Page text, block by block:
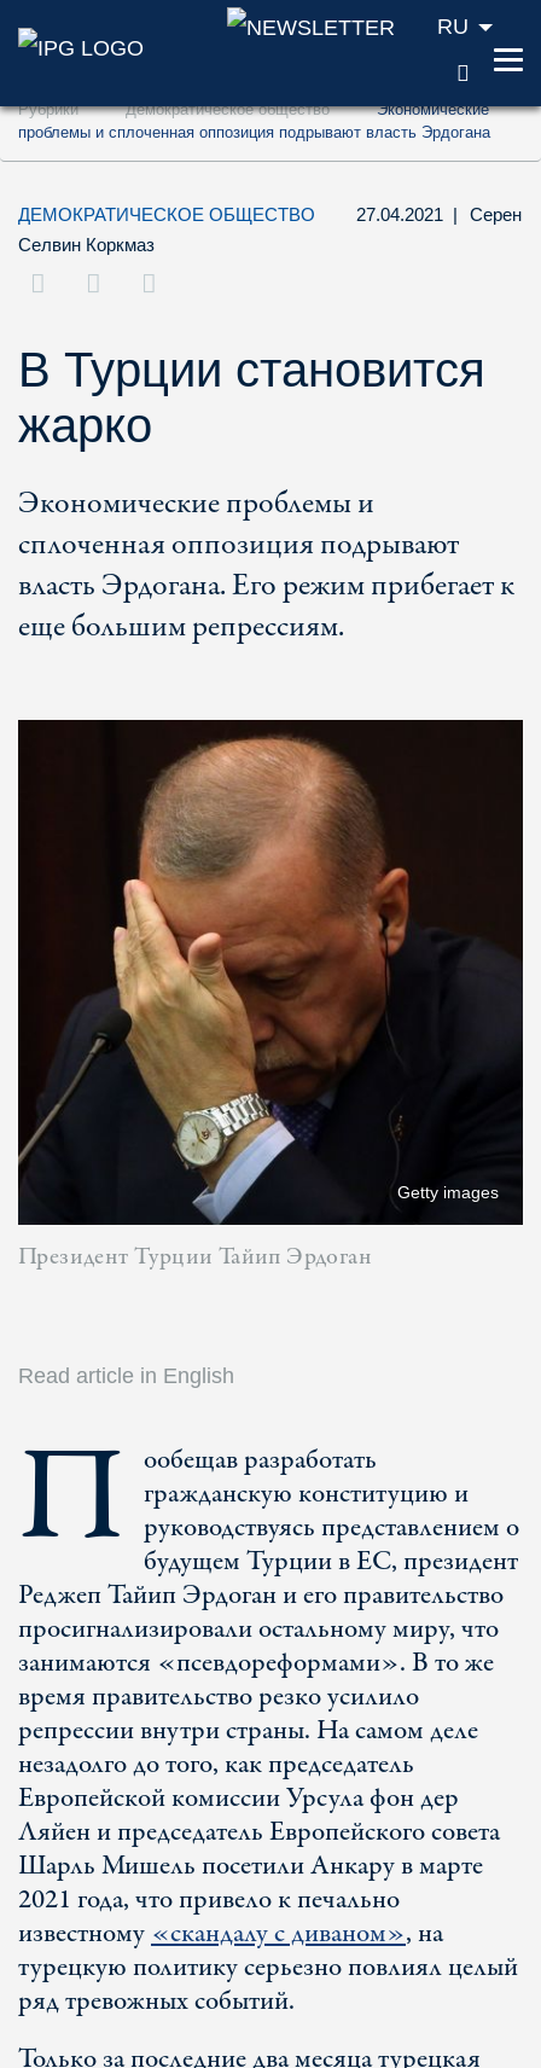
Перейти к содержанию (ключ доступа
Перейти к поиску (ключ доступа '2')
RU
Рубрики Демократическое общество
Экономические
проблемы и сплоченная оппозиция подрывают власть Эрдогана
ДЕМОКРАТИЧЕСКОЕ ОБЩЕСТВО 27.04.2021 |
Серен
Селвин Коркмаз
В Турции становится
жарко
Экономические проблемы и
сплоченная оппозиция подрывают
власть Эрдогана. Его режим прибегает к
еще большим репрессиям.
Getty images
Президент Турции Тайип Эрдоган
Read article in English
П ообещав разработать
гражданскую конституцию и
руководствуясь представлением о
будущем Турции в ЕС, президент
Реджеп Тайип Эрдоган и его правительство
просигнализировали остальному миру, что
занимаются «псевдореформами». В то же
время правительство резко усилило
репрессии внутри страны. На самом деле
незадолго до того, как председатель
Европейской комиссии Урсула фон дер
Ляйен и председатель Европейского совета
Шарль Мишель посетили Анкару в марте
2021 года, что привело к печально
известному«скандалу с диваном», на
турецкую политику серьезно повлиял целый
ряд тревожных событий.
Только за последние два месяца турецкая